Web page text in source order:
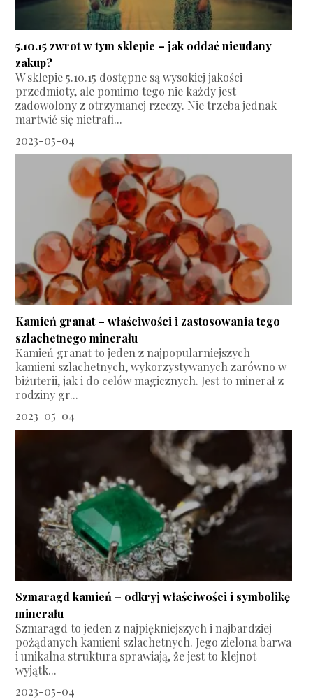
5.10.15 zwrot w tym sklepie – jak oddać nieudany
zakup?
W sklepie 5.10.15 dostępne są wysokiej jakości
przedmioty, ale pomimo tego nie każdy jest
zadowolony z otrzymanej rzeczy. Nie trzeba jednak
martwić się nietrafi...
2023-05-04
Kamień granat – właściwości i zastosowania tego
szlachetnego minerału
Kamień granat to jeden z najpopularniejszych
kamieni szlachetnych, wykorzystywanych zarówno w
biżuterii, jak i do celów magicznych. Jest to minerał z
rodziny gr...
2023-05-04
Szmaragd kamień – odkryj właściwości i symbolikę
minerału
Szmaragd to jeden z najpiękniejszych i najbardziej
pożądanych kamieni szlachetnych. Jego zielona barwa
i unikalna struktura sprawiają, że jest to klejnot
wyjątk...
2023-05-04